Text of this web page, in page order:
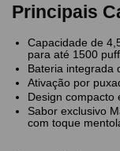
Principais
Capacidade de
para até 1500
Bateria integrada
Ativação por
Design compacto
Sabor exclusivo
com toque